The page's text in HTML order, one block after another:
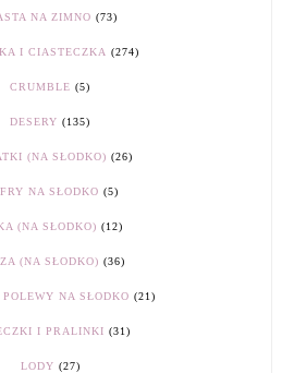
NA ZIMNO (73)
I CIASTECZKA (274)
CRUMBLE (5)
DESERY (135)
(NA SŁODKO) (26)
NA SŁODKO (5)
(NA SŁODKO) (12)
(NA SŁODKO) (36)
NA SŁODKO (21)
I PRALINKI (31)
LODY (27)